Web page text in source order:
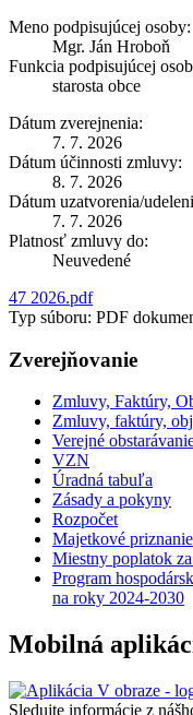
Meno podpisujúcej osoby:
Mgr. Ján Hroboň
Funkcia podpisujúcej
starosta obce
Dátum zverejnenia:
7. 7. 2026
Dátum účinnosti zmluvy:
8. 7. 2026
Dátum uzatvorenia/
7. 7. 2026
Platnosť zmluvy do:
Neuvedené
47 2026.pdf
Typ súboru: PDF
Zverejňovanie
Zmluvy, Faktúry,
Zmluvy, faktúry,
Verejné
VZN
Úradná tabuľa
Zásady a pokyny
Rozpočet
Majetkové priznanie
Miestny poplatok
Program
na roky 2024-2030
Mobilná
Sledujte informácie z